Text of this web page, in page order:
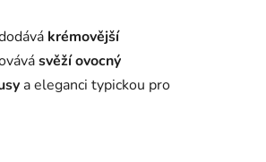
krémovější
svěží ovocný
a eleganci typickou pro